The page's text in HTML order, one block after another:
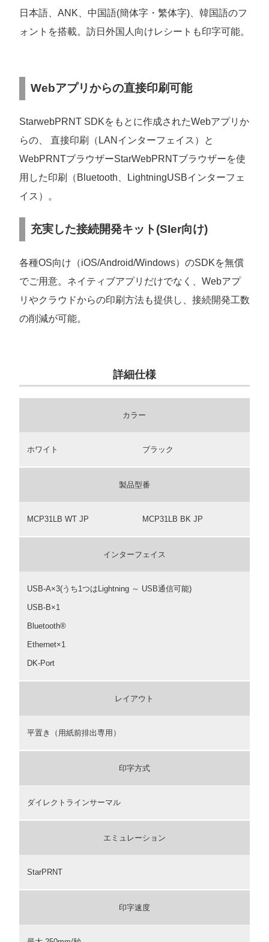
日本語、ANK、中国語(簡体字・繁体字)、韓国語のフ
ォントを搭載。訪日外国人向けレシートも印字可能。
Webアプリからの直接印刷可能
StarwebPRNT SDKをもとに作成されたWebアプリか
らの、 直接印刷（LANインターフェイス）と
WebPRNTブラウザーStarWebPRNTブラウザーを使
用した印刷（Bluetooth、LightningUSBインターフェ
イス）。
充実した接続開発キット(SIer向け)
各種OS向け（iOS/Android/Windows）のSDKを無償
でご用意。ネイティブアプリだけでなく、Webアプ
リやクラウドからの印刷方法も提供し、接続開発工数
の削減が可能。
詳細仕様
カラー
ホワイト ブラック
製品型番
MCP31LB WT JP MCP31LB BK JP
インターフェイス
USB-A×3(うち1つはLightning ～ USB通信可能)
USB-B×1
Bluetooth®
Ethernet×1
DK-Port
レイアウト
平置き（用紙前排出専用）
印字方式
ダイレクトラインサーマル
エミュレーション
StarPRNT
印字速度